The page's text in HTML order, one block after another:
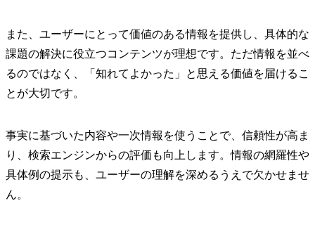
また、ユーザーにとって価値のある情報を提供し、具体的な
課題の解決に役立つコンテンツが理想です。ただ情報を並べ
るのではなく、「知れてよかった」と思える価値を届けるこ
とが大切です。
事実に基づいた内容や一次情報を使うことで、信頼性が高ま
り、検索エンジンからの評価も向上します。情報の網羅性や
具体例の提示も、ユーザーの理解を深めるうえで欠かせませ
ん。